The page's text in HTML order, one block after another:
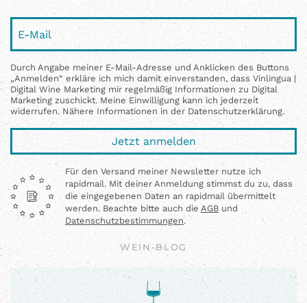
Durch Angabe meiner E-Mail-Adresse und Anklicken des Buttons
„Anmelden“ erkläre ich mich damit einverstanden, dass Vinlingua |
Digital Wine Marketing mir regelmäßig Informationen zu Digital
Marketing zuschickt. Meine Einwilligung kann ich jederzeit
widerrufen. Nähere Informationen in der Datenschutzerklärung.
Jetzt anmelden
Für den Versand meiner Newsletter nutze ich
rapidmail. Mit deiner Anmeldung stimmst du zu, dass
die eingegebenen Daten an rapidmail übermittelt
werden. Beachte bitte auch die AGB und
Datenschutzbestimmungen.
WEIN-BLOG